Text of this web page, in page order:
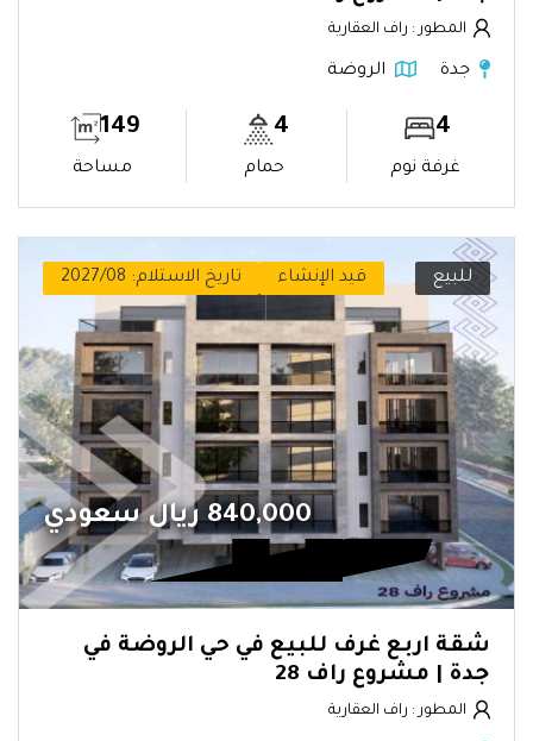
المطور : راف العقارية
جدة الروضة
4
غرفة نوم
4
حمام
149
مساحة
للبيع قيد الإنشاء تاريخ الاستلام: 2027/08
840,000 ريال سعودي
شقة اربع غرف للبيع في حي الروضة في
جدة | مشروع راف 28
المطور : راف العقارية